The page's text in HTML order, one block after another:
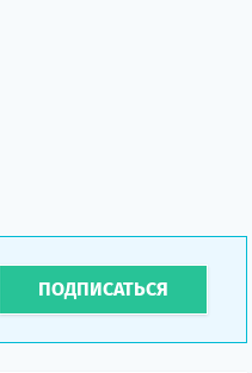
ПОДПИСАТЬСЯ